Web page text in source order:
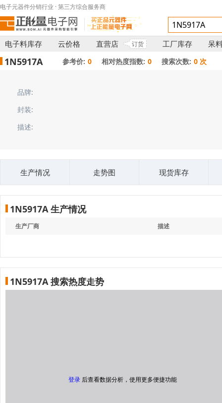
电子元器件分销行业 · 第三方综合服务商
电子料库存 云价格 直营店 订货 工厂库存 呆
1N5917A 参考价: 0 相对热度指数: 0 搜索次数: 0 次
品牌:
封装:
描述:
生产情况 走势图 现货库存
1N5917A 生产情况
生产厂商 描述
1N5917A 搜索热度走势
登录 后查看数据分析，使用更多便捷功能